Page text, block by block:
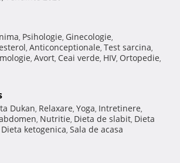
, Psihologie, Ginecologie,
, Anticonceptionale, Test sarcina,
, Avort, Ceai verde, HIV, Ortopedie,
Dukan, Relaxare, Yoga, Intretinere,
, Nutritie, Dieta de slabit, Dieta
Dieta ketogenica, Sala de acasa